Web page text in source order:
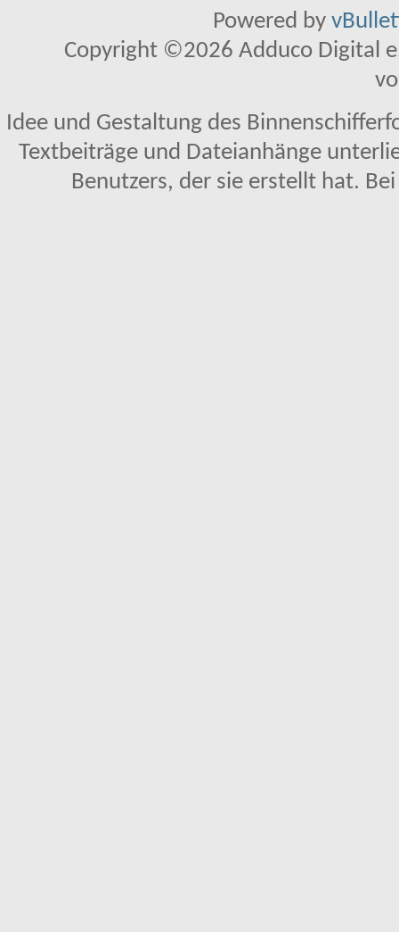
Powered by
Copyright ©2026 Adduco Digital
Idee und Gestaltung des
Textbeiträge und Dateianhänge
Benutzers, der sie erstellt hat.